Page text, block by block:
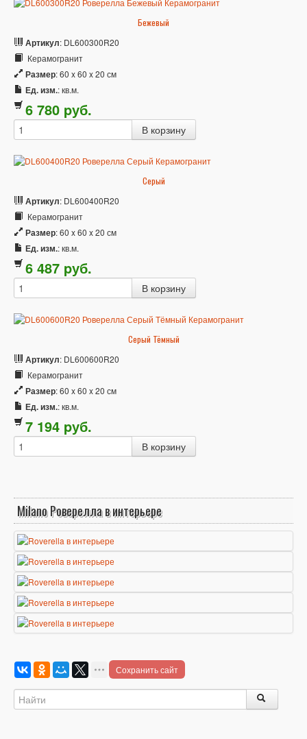
Бежевый
Артикул: DL600300R20
Керамогранит
Размер: 60 x 60 x 20 см
Ед. изм.: кв.м.
6 780 pуб.
Серый
Артикул: DL600400R20
Керамогранит
Размер: 60 x 60 x 20 см
Ед. изм.: кв.м.
6 487 pуб.
Серый Тёмный
Артикул: DL600600R20
Керамогранит
Размер: 60 x 60 x 20 см
Ед. изм.: кв.м.
7 194 pуб.
Milano Роверелла в интерьере
Сохранить сайт